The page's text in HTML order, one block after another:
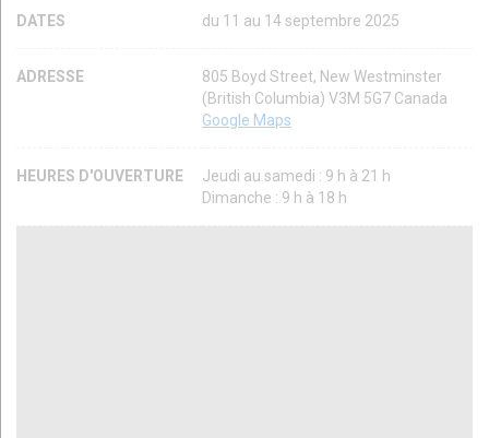
DATES du 11 au 14 septembre 2025
ADRESSE
805 Boyd Street, New Westminster
(British Columbia) V3M 5G7 Canada
Google Maps
HEURES D'OUVERTURE
Jeudi au samedi : 9 h à 21 h
Dimanche : 9 h à 18 h